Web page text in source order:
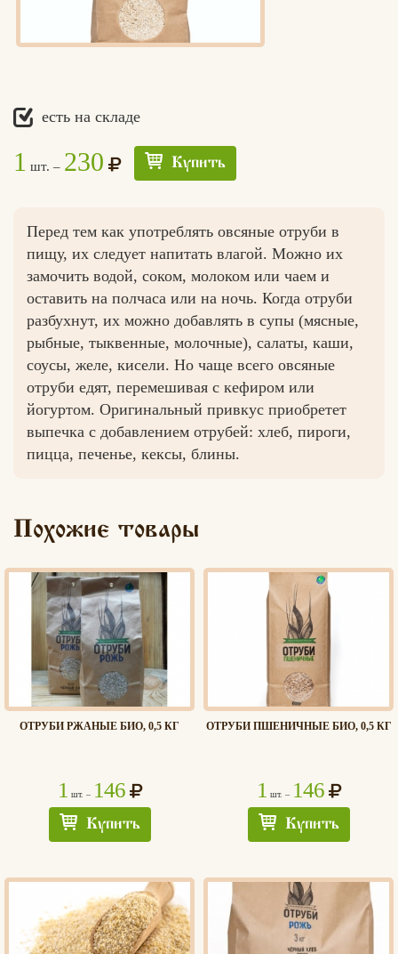
Едлин
есть на складе
1 шт. – 230 Купить
Перед тем как употреблять овсяные отруби в
пищу, их следует напитать влагой. Можно их
замочить водой, соком, молоком или чаем и
оставить на полчаса или на ночь. Когда отруби
разбухнут, их можно добавлять в супы (мясные,
рыбные, тыквенные, молочные), салаты, каши,
соусы, желе, кисели. Но чаще всего овсяные
отруби едят, перемешивая с кефиром или
йогуртом. Оригинальный привкус приобретет
выпечка с добавлением отрубей: хлеб, пироги,
пицца, печенье, кексы, блины.
Похожие товары
ОТРУБИ РЖАНЫЕ БИО, 0,5 КГ
1 шт. – 146
Купить
ОТРУБИ ПШЕНИЧНЫЕ БИО, 0,5 КГ
1 шт. – 146
Купить